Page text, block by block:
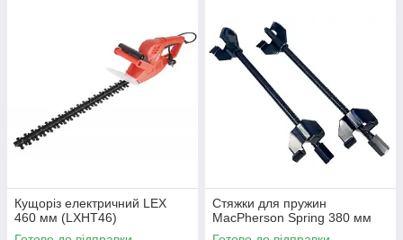
Кущоріз електричний LEX
460 мм (LXHT46)
Стяжки для пружин
MacPherson Spring 380 мм